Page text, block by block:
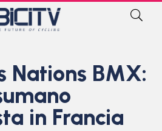
Nations BMX:
in Francia